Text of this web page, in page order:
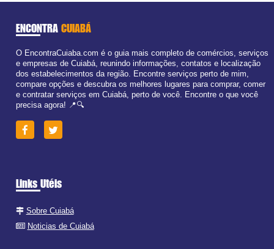
ENCONTRA CUIABÁ
O EncontraCuiaba.com é o guia mais completo de comércios, serviços
e empresas de Cuiabá, reunindo informações, contatos e localização
dos estabelecimentos da região. Encontre serviços perto de mim,
compare opções e descubra os melhores lugares para comprar, comer
e contratar serviços em Cuiabá, perto de você. Encontre o que você
precisa agora! 📍🔍
Links Utéis
Sobre Cuiabá
Noticias de Cuiabá